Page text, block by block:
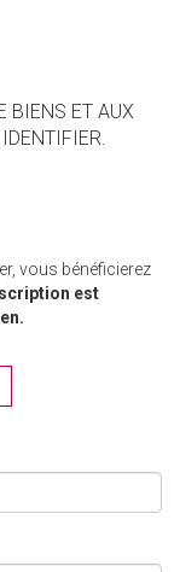
BIENS ET AUX
vous bénéficierez
est